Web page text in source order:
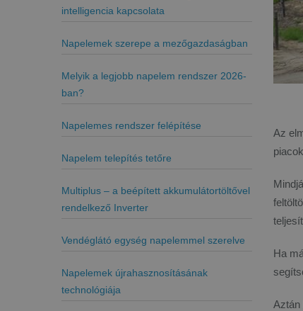
intelligencia kapcsolata
Napelemek szerepe a mezőgazdaságban
Melyik a legjobb napelem rendszer 2026-
ban?
Napelemes rendszer felépítése
Napelem telepítés tetőre
Multiplus – a beépített akkumulátortöltővel
rendelkező Inverter
Vendéglátó egység napelemmel szerelve
Napelemek újrahasznosításának
technológiája
Az
Ha
Aztán